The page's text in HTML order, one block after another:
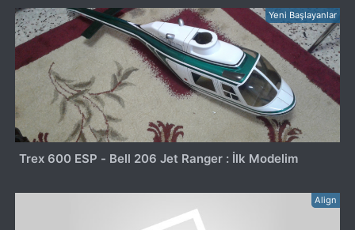
Yeni Başlayanlar
Trex 600 ESP - Bell 206 Jet Ranger : İlk Modelim
Align